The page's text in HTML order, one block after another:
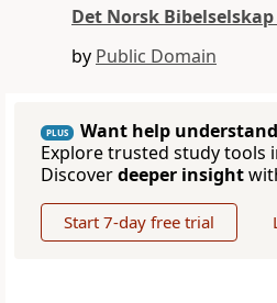
Det Norsk Bibelselskap
by Public Domain
PLUS
Want help
Explore trusted study tools
Discoverdeeper insight
Start 7-day free trial